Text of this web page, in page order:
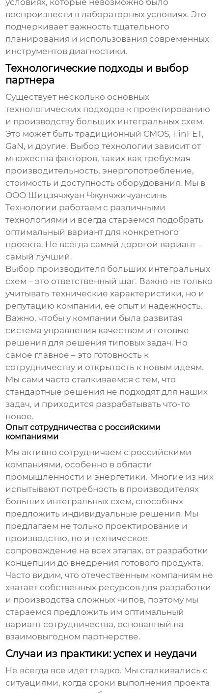
условиях, которые невозможно было
воспроизвести в лабораторных условиях. Это
подчеркивает важность тщательного
планирования и использования современных
инструментов диагностики.
Технологические подходы и выбор
партнера
Существует несколько основных
технологических подходов к проектированию
и производству больших интегральных схем.
Это может быть традиционный CMOS, FinFET,
GaN, и другие. Выбор технологии зависит от
множества факторов, таких как требуемая
производительность, энергопотребление,
стоимость и доступность оборудования. Мы в
ООО Шицзячжуан Чжунчжичуансинь
Технологии работаем с различными
технологиями и всегда стараемся подобрать
оптимальный вариант для конкретного
проекта. Не всегда самый дорогой вариант –
самый лучший.
Выбор производителя больших интегральных
схем – это ответственный шаг. Важно не только
учитывать технические характеристики, но и
репутацию компании, ее опыт и надежность.
Важно, чтобы у компании была развитая
система управления качеством и готовые
решения для решения типовых задач. Но
самое главное – это готовность к
сотрудничеству и открытость к новым идеям.
Мы сами часто сталкиваемся с тем, что
стандартные решения не подходят для наших
задач, и приходится разрабатывать что-то
новое.
Опыт сотрудничества с российскими
компаниями
Мы активно сотрудничаем с российскими
компаниями, особенно в области
промышленности и энергетики. Многие из них
испытывают потребность в производителях
больших интегральных схем, способных
предложить индивидуальные решения. Мы
предлагаем не только проектирование и
производство, но и техническое
сопровождение на всех этапах, от разработки
концепции до внедрения готового продукта.
Часто видим, что отечественным компаниям не
хватает собственных ресурсов для разработки
и производства сложных чипов, поэтому мы
стараемся предложить им оптимальный
вариант сотрудничества, основанный на
взаимовыгодном партнерстве.
Случаи из практики: успех и неудачи
Не всегда все идет гладко. Мы сталкивались с
ситуациями, когда сроки выполнения проекта